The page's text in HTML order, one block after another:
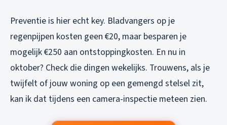
Preventie is hier echt key. Bladvangers op je
regenpijpen kosten geen €20, maar besparen je
mogelijk €250 aan ontstoppingkosten. En nu in
oktober? Check die dingen wekelijks. Trouwens, als je
twijfelt of jouw woning op een gemengd stelsel zit,
kan ik dat tijdens een camera-inspectie meteen zien.